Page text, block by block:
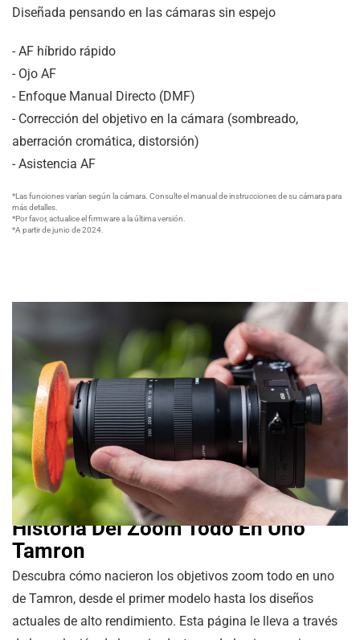
Diseñada pensando en las cámaras sin espejo
- AF híbrido rápido
- Ojo AF
- Enfoque Manual Directo (DMF)
- Corrección del objetivo en la cámara (sombreado,
aberración cromática, distorsión)
- Asistencia AF
*Las funciones varían según la cámara. Consulte el manual de instrucciones de su cámara para
más detalles.
*Por favor, actualice el firmware a la última versión.
*A partir de junio de 2024.
Historia Del Zoom Todo En Uno
Tamron
Descubra cómo nacieron los objetivos zoom todo en uno
de Tamron, desde el primer modelo hasta los diseños
actuales de alto rendimiento. Esta página le lleva a través